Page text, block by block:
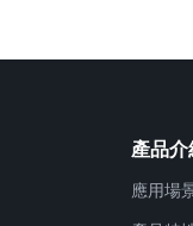
產品介
應用場